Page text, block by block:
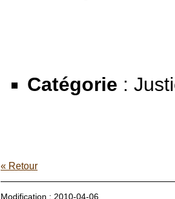
Catégorie :
« Retour
Modification : 2010-04-06